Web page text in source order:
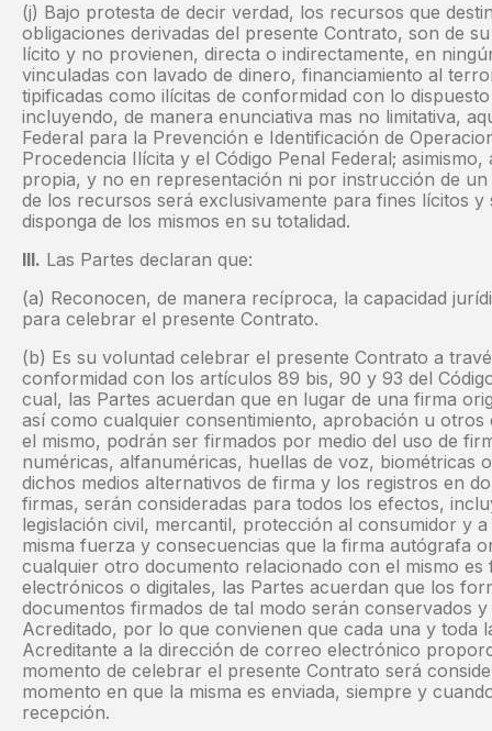
(j) Bajo protesta de decir verdad, los recursos que
obligaciones derivadas del presente Contrato, son de
lícito y no provienen, directa o indirectamente, en
vinculadas con lavado de dinero, financiamiento al
tipificadas como ilícitas de conformidad con lo
incluyendo, de manera enunciativa mas no limitativa,
Federal para la Prevención e Identificación de
Procedencia Ilícita y el Código Penal Federal;
propia, y no en representación ni por instrucción de
de los recursos será exclusivamente para fines lícitos y
disponga de los mismos en su totalidad.
III. Las Partes declaran que:
(a) Reconocen, de manera recíproca, la capacidad
para celebrar el presente Contrato.
(b) Es su voluntad celebrar el presente Contrato a
conformidad con los artículos 89 bis, 90 y 93 del
cual, las Partes acuerdan que en lugar de una firma
así como cualquier consentimiento, aprobación u
el mismo, podrán ser firmados por medio del uso de
numéricas, alfanuméricas, huellas de voz, biométricas
dichos medios alternativos de firma y los registros en
firmas, serán consideradas para todos los efectos,
legislación civil, mercantil, protección al consumidor y
misma fuerza y consecuencias que la firma autógrafa
cualquier otro documento relacionado con el mismo es
electrónicos o digitales, las Partes acuerdan que los
documentos firmados de tal modo serán conservados
Acreditado, por lo que convienen que cada una y toda
Acreditante a la dirección de correo electrónico
momento de celebrar el presente Contrato será
momento en que la misma es enviada, siempre y
recepción.